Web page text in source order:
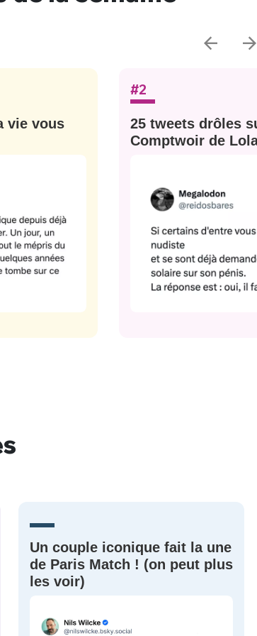
vie vous
#2
25 tweets drôles
Comptwoir de Lola
Un couple iconique fait la une
de Paris Match ! (on peut plus
les voir)